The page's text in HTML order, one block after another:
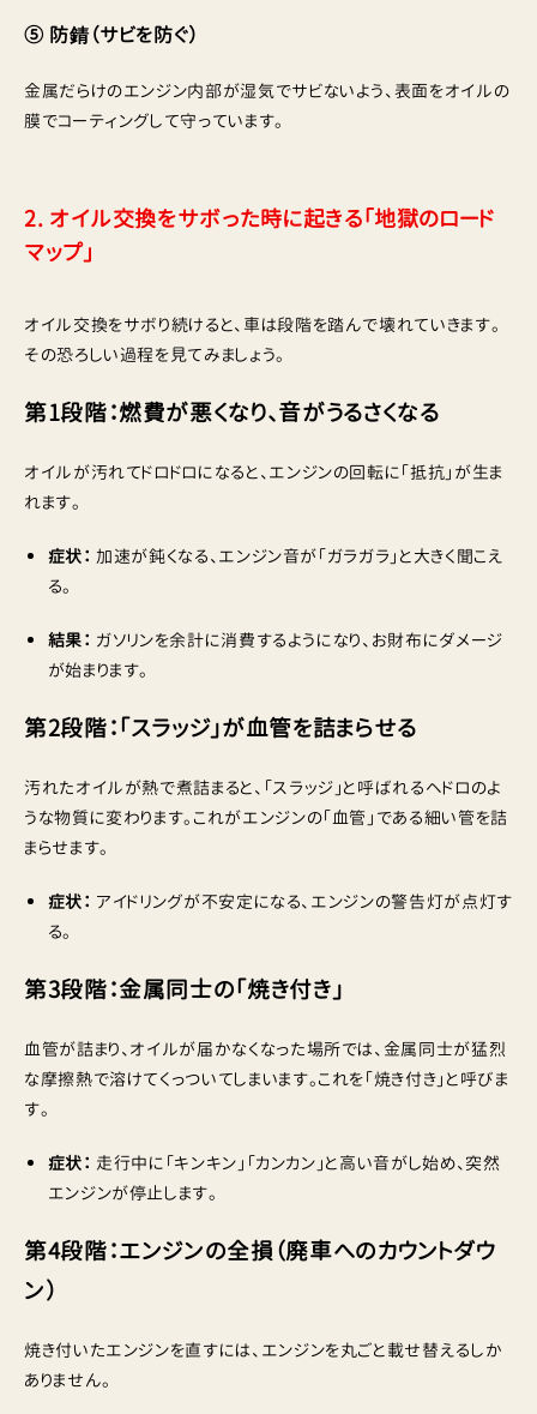
⑤ 防錆（サビを防ぐ）
金属だらけのエンジン内部が湿気でサビないよう、表面をオイルの
膜でコーティングして守っています。
2. オイル交換をサボった時に起きる「地獄のロード
マップ」
オイル交換をサボり続けると、車は段階を踏んで壊れていきます。
その恐ろしい過程を見てみましょう。
第1段階：燃費が悪くなり、音がうるさくなる
オイルが汚れてドロドロになると、エンジンの回転に「抵抗」が生ま
れます。
症状： 加速が鈍くなる、エンジン音が「ガラガラ」と大きく聞こえ
る。
結果： ガソリンを余計に消費するようになり、お財布にダメージ
が始まります。
第2段階：「スラッジ」が血管を詰まらせる
汚れたオイルが熱で煮詰まると、「スラッジ」と呼ばれるヘドロのよ
うな物質に変わります。これがエンジンの「血管」である細い管を詰
まらせます。
症状： アイドリングが不安定になる、エンジンの警告灯が点灯す
る。
第3段階：金属同士の「焼き付き」
血管が詰まり、オイルが届かなくなった場所では、金属同士が猛烈
な摩擦熱で溶けてくっついてしまいます。これを「焼き付き」と呼びま
す。
症状： 走行中に「キンキン」「カンカン」と高い音がし始め、突然
エンジンが停止します。
第4段階：エンジンの全損（廃車へのカウントダウ
ン）
焼き付いたエンジンを直すには、エンジンを丸ごと載せ替えるしか
ありません。